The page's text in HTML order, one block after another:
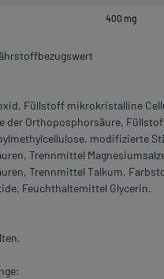
400 mg
Füllstoff mikrokristalline
der Orthoposphorsäure,
modifizierte
Trennmittel
Trennmittel Talkum,
Feuchthaltemittel Glycerin.